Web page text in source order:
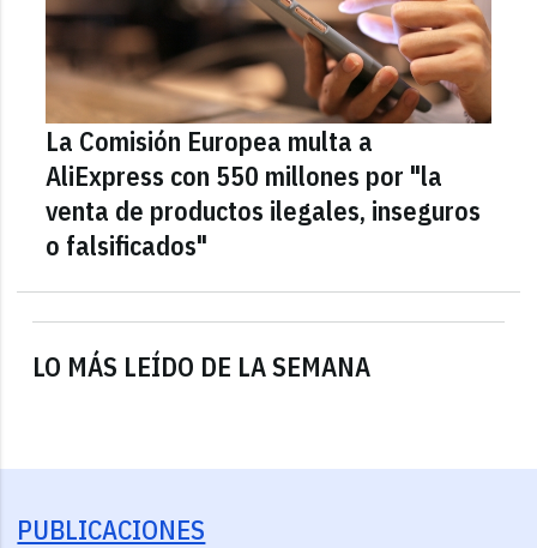
LO MÁS LEÍDO DE LA SEMANA
La Comisión Europea multa a
AliExpress con 550 millones por "la
venta de productos ilegales, inseguros
o falsificados"
PUBLICACIONES